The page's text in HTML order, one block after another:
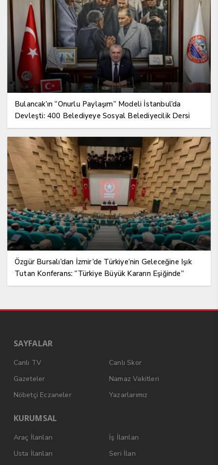
Bulancak’ın “Onurlu Paylaşım” Modeli İstanbul’da
Devleşti: 400 Belediyeye Sosyal Belediyecilik Dersi
Özgür Bursalı’dan İzmir’de Türkiye’nin Geleceğine Işık
Tutan Konferans: “Türkiye Büyük Kararın Eşiğinde”
SAYFALAR
Canlı TV
Canlı Skor
Gazeteler
Namaz Vakitleri
Nöbetçi Eczaneler
Yazarlarımız
KURUMSAL
Araç İlanları
İş İlanları
Usta İlanları
Seri İlan